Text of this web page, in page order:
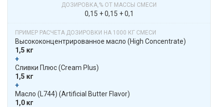
0,15 + 0,15 + 0,1
Высоко­­концентри­рован­ное масло​​ (High Concentrate)
1,5 кг
+
​​ Сливки Плюс​​ (Cream Plus)
1,5 кг
+
​​ Масло (L744)​​ (Artificial Butter Flavor)
1,0 кг